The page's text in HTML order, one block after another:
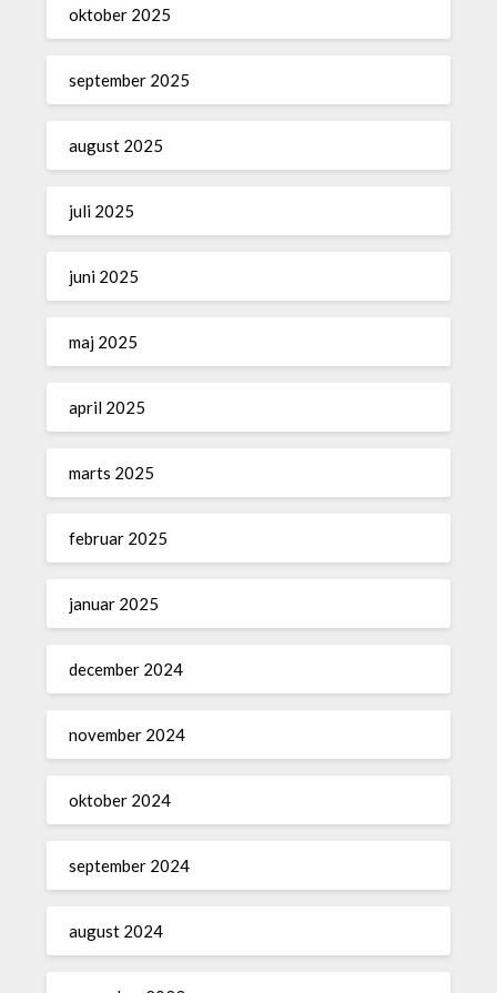
oktober 2025
september 2025
august 2025
juli 2025
juni 2025
maj 2025
april 2025
marts 2025
februar 2025
januar 2025
december 2024
november 2024
oktober 2024
september 2024
august 2024